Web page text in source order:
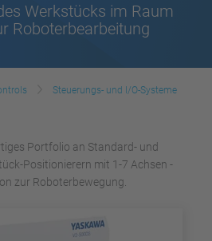
Werkstücks im Raum
Roboterbearbeitung
Steuerungs- und I/O-Systeme
Portfolio an Standard- und
Positionierern mit 1-7 Achsen -
zur Roboterbewegung.